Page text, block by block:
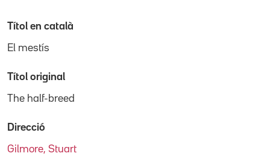
Títol en català
El mestís
Títol original
The half-breed
Direcció
Gilmore, Stuart